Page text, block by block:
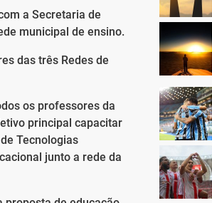
a Secretaria de
municipal de ensino.
das três Redes de
os professores da
principal capacitar
Tecnologias
junto a rede da